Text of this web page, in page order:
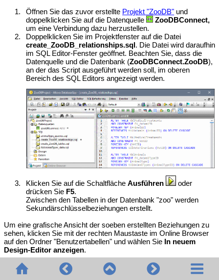
1.
Öffnen Sie das zuvor erstellte Projekt "ZooDB" und
doppelklicken Sie auf die Datenquelle
ZooDBConnect,
um eine Verbindung dazu herzustellen.
2.
Doppelklicken Sie im Projektfenster auf die Datei
create_ZooDB_relationships.sql. Die Datei wird daraufhin
im SQL Editor-Fenster geöffnet. Beachten Sie, dass die
Datenquelle und die Datenbank (ZooDBConnect.ZooDB),
an der das Script ausgeführt werden soll, im oberen
Bereich des SQL Editors angezeigt werden.
3. Klicken Sie auf die SchaltflächeAusführen
oder
drücken Sie F5.
Zwischen den Tabellen in der Datenbank "zoo" werden
Sekundärschlüsselbeziehungen erstellt.
Um eine grafische Ansicht der soeben erstellten Beziehungen zu
sehen, klicken Sie mit der rechten Maustaste im Online Browser
auf den Ordner "Benutzertabellen" und wählen SieIn neuem
Design-Editor anzeigen.
© 2020-2026 Altova GmbH